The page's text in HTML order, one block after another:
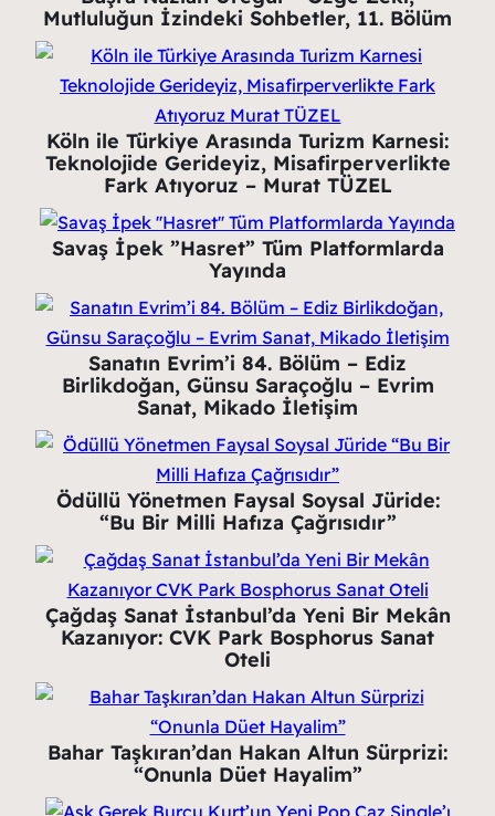
Mutluluğun İzindeki Sohbetler, 11. Bölüm
Köln ile Türkiye Arasında Turizm Karnesi:
Teknolojide Gerideyiz, Misafirperverlikte
Fark Atıyoruz – Murat TÜZEL
Savaş İpek ”Hasret” Tüm Platformlarda
Yayında
Sanatın Evrim’i 84. Bölüm – Ediz
Birlikdoğan, Günsu Saraçoğlu – Evrim
Sanat, Mikado İletişim
Ödüllü Yönetmen Faysal Soysal Jüride:
“Bu Bir Milli Hafıza Çağrısıdır”
Çağdaş Sanat İstanbul’da Yeni Bir Mekân
Kazanıyor: CVK Park Bosphorus Sanat
Oteli
Bahar Taşkıran’dan Hakan Altun Sürprizi:
“Onunla Düet Hayalim”